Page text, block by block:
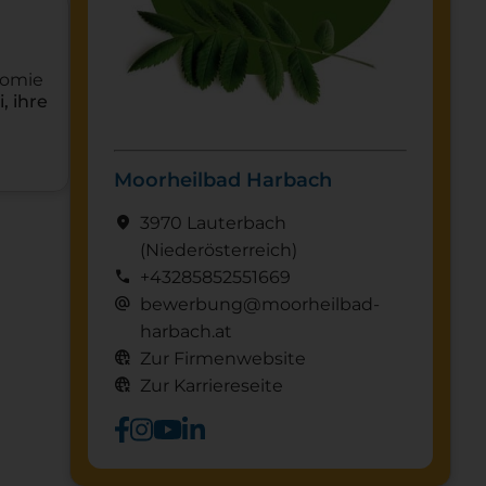
ihre
Moorheilbad Harbach
location_on 3970 Lauterbach
(Nieder­österreich)
call +43285852551669
alternate_email
bewerbung@moorheilbad-
harbach.at
captive_portal Zur Firmenwebsite
captive_portal Zur Karriereseite